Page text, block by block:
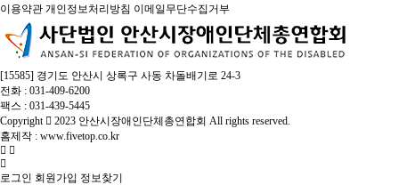
이용약관 개인정보처리방침 이메일무단수집거부
[15585] 경기도 안산시 상록구 사동 차돌배기로 24-3
전화 : 031-409-6200
팩스 : 031-439-5445
Copyright
2023 안산시장애인단체총연합회 All rights reserved.
홈제작 : www.fivetop.co.kr
로그인 회원가입 정보찾기